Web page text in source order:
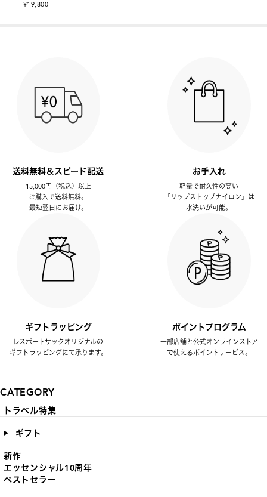
¥19,800
送料無料＆スピード配送
15,000円（税込）以上
ご購入で送料無料。
最短翌日にお届け。
お手入れ
軽量で耐久性の高い
「リップストップナイロン」は
水洗いが可能。
ギフトラッピング
レスポートサックオリジナルの
ギフトラッピングにて承ります。
ポイントプログラム
一部店舗と公式オンラインストア
で使えるポイントサービス。
CATEGORY
トラベル特集
ギフト
新作
エッセンシャル10周年
ベストセラー